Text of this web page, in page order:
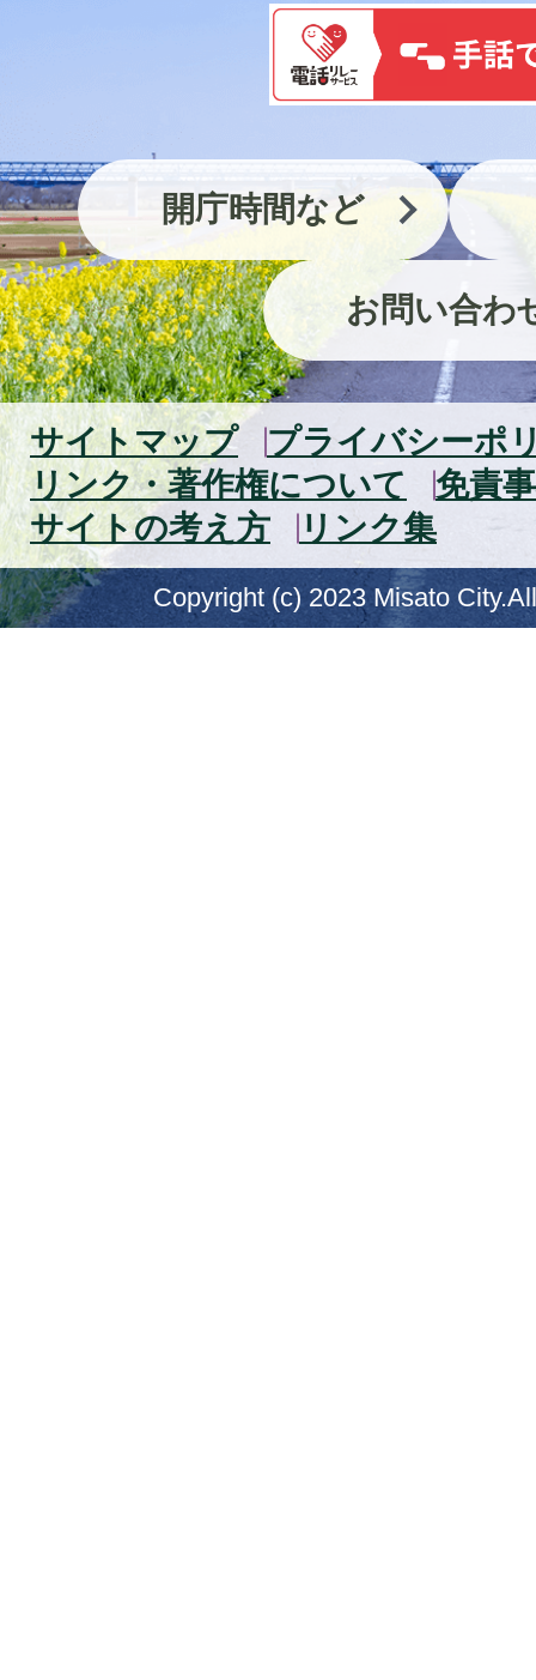
開庁時間など
お問い合わ
サイトマップ
プライバシーポ
リンク・著作権について
免責
サイトの考え方
リンク集
Copyright (c) 2023 Misato